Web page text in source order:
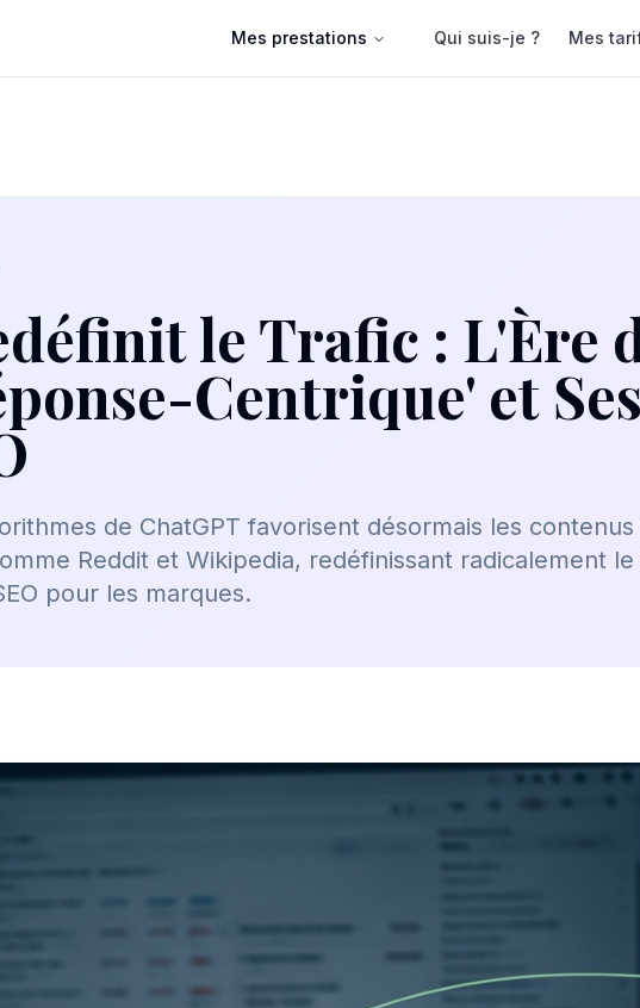
Mes prestations Qui suis-je ? Mes
le Trafic : L'Ère
Centrique' et Ses
de ChatGPT favorisent désormais les
Reddit et Wikipedia, redéfinissant radicalement
pour les marques.